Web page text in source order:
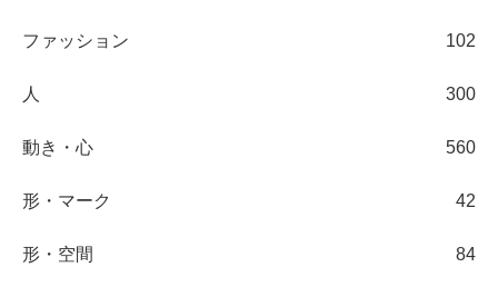
ファッション 102
人 300
動き・心 560
形・マーク 42
形・空間 84